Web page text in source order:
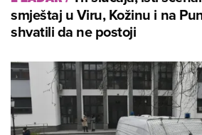
smještaj u Viru, Kožinu i na
shvatili da ne postoji